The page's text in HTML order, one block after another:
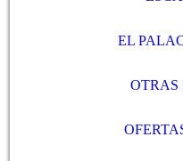
EL
OTRAS